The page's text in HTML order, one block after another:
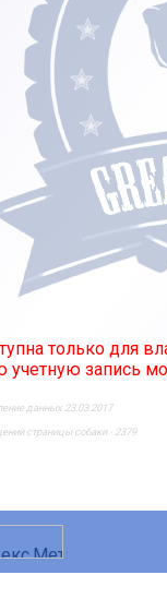
только для
учетную запись
данных 23.03.2017
страницы собаки - 2379